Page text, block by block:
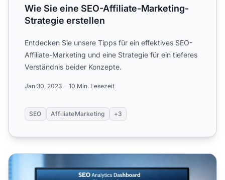
Wie Sie eine SEO-Affiliate-Marketing-
Strategie erstellen
Entdecken Sie unsere Tipps für ein effektives SEO-
Affiliate-Marketing und eine Strategie für ein tieferes
Verständnis beider Konzepte.
Jan 30, 2023 10 Min. Lesezeit
SEO AffiliateMarketing +3
Warum SEO für den Erfolg im Affiliate-Marketing